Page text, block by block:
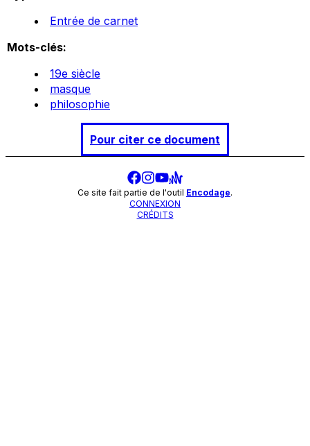
Entrée de carnet
Mots-clés:
19e siècle
masque
philosophie
Pour citer ce document
Ce site fait partie de l'outil Encodage.
CONNEXION
CRÉDITS